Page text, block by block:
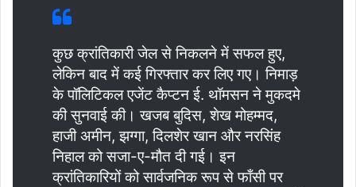
कुछ क्रांतिकारी जेल से निकलने में सफल हुए,
लेकिन बाद में कई गिरफ्तार कर लिए गए। निमाड़
के पॉलिटिकल एजेंट कैप्टन ई. थॉमसन ने मुकदमे
की सुनवाई की। खजब बुदिस, शेख मोहम्मद,
हाजी अमीन, झग्गा, दिलशेर खान और नरसिंह
निहाल को सजा-ए-मौत दी गई। इन
क्रांतिकारियों को सार्वजनिक रूप से फाँसी पर